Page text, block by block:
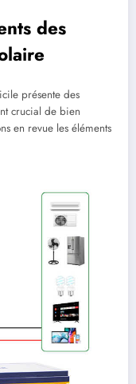
des
présente des
crucial de bien
en revue les éléments